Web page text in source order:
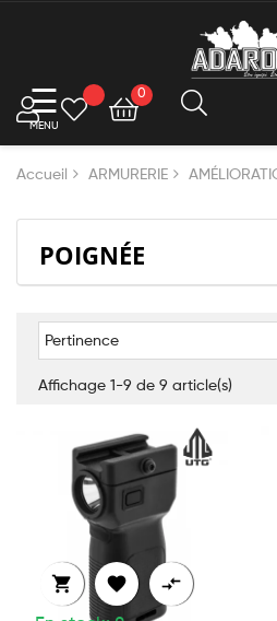
0
Basculer
la
navigation
☰
Accueil ARMURERIE
POIGNÉE
Pertinence
Affichage 1-9 de 9 article(s)
  